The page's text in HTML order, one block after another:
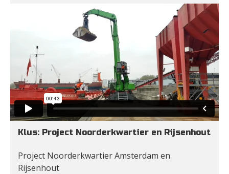
Klus: Project Noorderkwartier en Rijsenhout
Project Noorderkwartier Amsterdam en
Rijsenhout